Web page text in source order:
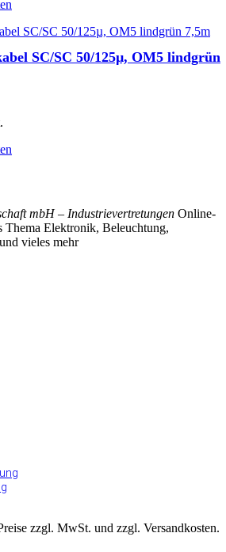
SC/SC 50/125µ, OM5 lindgrün
mbH – Industrievertretungen Online-
Thema Elektronik, Beleuchtung,
vieles mehr
zzgl. MwSt. und zzgl. Versandkosten.